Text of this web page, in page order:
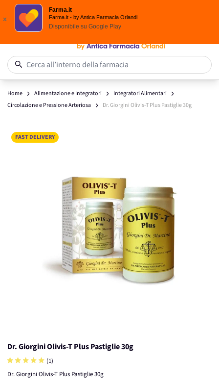
Spedizione
x
Farma.it
Farma.it - by Antica Farmacia Orlandi
Disponibile su Google Play
Salta al contenuto
Cerca all’interno della farmacia
Home Alimentazione e Integratori
Integratori Alimentari
Circolazione e Pressione Arteriosa
Dr. Giorgini Olivis-T Plus Pastiglie 30g
FAST DELIVERY
Main image
Click to view image in fullscreen
Dr. Giorgini Olivis-T Plus Pastiglie 30g
(1)
Dr. Giorgini Olivis-T Plus Pastiglie 30g